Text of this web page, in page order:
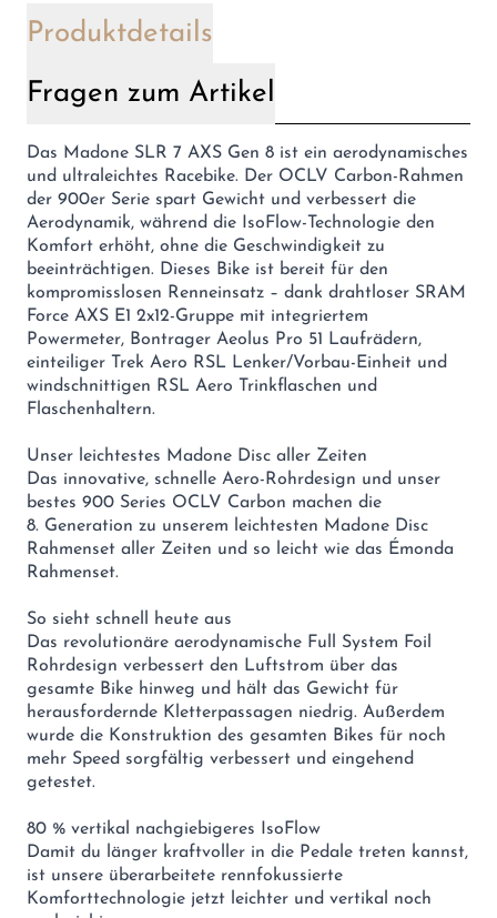
Produktdetails
Fragen zum Artikel
Das Madone SLR 7 AXS Gen 8 ist ein aerodynamisches
und ultraleichtes Racebike. Der OCLV Carbon-Rahmen
der 900er Serie spart Gewicht und verbessert die
Aerodynamik, während die IsoFlow-Technologie den
Komfort erhöht, ohne die Geschwindigkeit zu
beeinträchtigen. Dieses Bike ist bereit für den
kompromisslosen Renneinsatz – dank drahtloser SRAM
Force AXS E1 2x12-Gruppe mit integriertem
Powermeter, Bontrager Aeolus Pro 51 Laufrädern,
einteiliger Trek Aero RSL Lenker/Vorbau-Einheit und
windschnittigen RSL Aero Trinkflaschen und
Flaschenhaltern.
Unser leichtestes Madone Disc aller Zeiten
Das innovative, schnelle Aero-Rohrdesign und unser
bestes 900 Series OCLV Carbon machen die
8. Generation zu unserem leichtesten Madone Disc
Rahmenset aller Zeiten und so leicht wie das Émonda
Rahmenset.
So sieht schnell heute aus
Das revolutionäre aerodynamische Full System Foil
Rohrdesign verbessert den Luftstrom über das
gesamte Bike hinweg und hält das Gewicht für
herausfordernde Kletterpassagen niedrig. Außerdem
wurde die Konstruktion des gesamten Bikes für noch
mehr Speed sorgfältig verbessert und eingehend
getestet.
80 % vertikal nachgiebigeres IsoFlow
Damit du länger kraftvoller in die Pedale treten kannst,
ist unsere überarbeitete rennfokussierte
Komforttechnologie jetzt leichter und vertikal noch